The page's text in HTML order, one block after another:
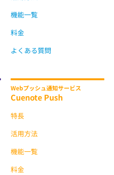
機能一覧
料金
よくある質問
Webプッシュ通知サービス
Cuenote Push
特長
活用方法
機能一覧
料金